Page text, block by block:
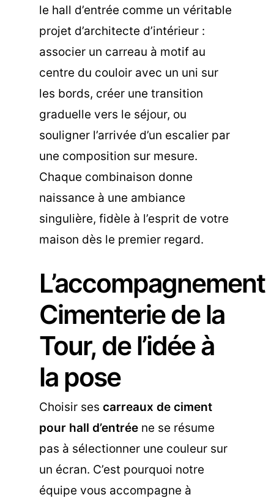
le hall d’entrée comme un véritable
projet d’architecte d’intérieur :
associer un carreau à motif au
centre du couloir avec un uni sur
les bords, créer une transition
graduelle vers le séjour, ou
souligner l’arrivée d’un escalier par
une composition sur mesure.
Chaque combinaison donne
naissance à une ambiance
singulière, fidèle à l’esprit de votre
maison dès le premier regard.
L’accompagnement
Cimenterie de la
Tour, de l’idée à
la pose
Choisir ses carreaux de ciment
pour hall d’entrée ne se résume
pas à sélectionner une couleur sur
un écran. C’est pourquoi notre
équipe vous accompagne à